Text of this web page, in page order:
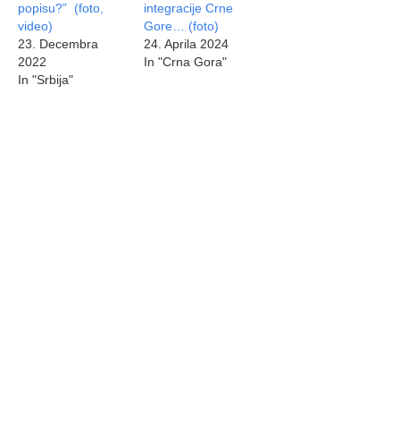
popisu?” (foto,
video)
23. Decembra
2022
In "Srbija"
integracije Crne
Gore… (foto)
24. Aprila 2024
In "Crna Gora"